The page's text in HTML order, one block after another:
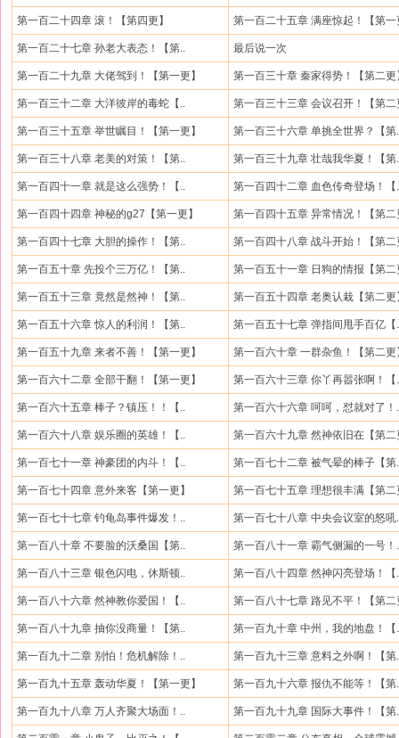
第一百二十四章 滚！【第四更】 第一百二十五章 满座惊起！【第一
第一百二十七章 孙老大表态！【第.. 最后说一次
第一百二十九章 大佬驾到！【第一更】 第一百三十章 秦家得势！【第二更
第一百三十二章 大洋彼岸的毒蛇【.. 第一百三十三章 会议召开！【第二
第一百三十五章 举世瞩目！【第一更】 第一百三十六章 单挑全世界？【第
第一百三十八章 老美的对策！【第.. 第一百三十九章 壮哉我华夏！【第
第一百四十一章 就是这么强势！【.. 第一百四十二章 血色传奇登场！【
第一百四十四章 神秘的g27【第一更】 第一百四十五章 异常情况！【第二
第一百四十七章 大胆的操作！【第.. 第一百四十八章 战斗开始！【第二
第一百五十章 先投个三万亿！【第.. 第一百五十一章 日狗的情报【第二
第一百五十三章 竟然是然神！【第.. 第一百五十四章 老奥认栽【第二更
第一百五十六章 惊人的利润！【第.. 第一百五十七章 弹指间甩手百亿【
第一百五十九章 来者不善！【第一更】 第一百六十章 一群杂鱼！【第二更
第一百六十二章 全部干翻！【第一更】 第一百六十三章 你丫再嚣张啊！【
第一百六十五章 棒子？镇压！！【.. 第一百六十六章 呵呵，怼就对了！
第一百六十八章 娱乐圈的英雄！【.. 第一百六十九章 然神依旧在【第二
第一百七十一章 神豪团的内斗！【.. 第一百七十二章 被气晕的棒子【第
第一百七十四章 意外来客【第一更】 第一百七十五章 理想很丰满【第二
第一百七十七章 钓龟岛事件爆发！.. 第一百七十八章 中央会议室的怒吼
第一百八十章 不要脸的沃桑国【第.. 第一百八十一章 霸气侧漏的一号！
第一百八十三章 银色闪电，休斯顿.. 第一百八十四章 然神闪亮登场！【
第一百八十六章 然神教你爱国！【.. 第一百八十七章 路见不平！【第二
第一百八十九章 抽你没商量！【第.. 第一百九十章 中州，我的地盘！【
第一百九十二章 别怕！危机解除！.. 第一百九十三章 意料之外啊！【第
第一百九十五章 轰动华夏！【第一更】 第一百九十六章 报仇不能等！【第
第一百九十八章 万人齐聚大场面！.. 第一百九十九章 国际大事件！【第